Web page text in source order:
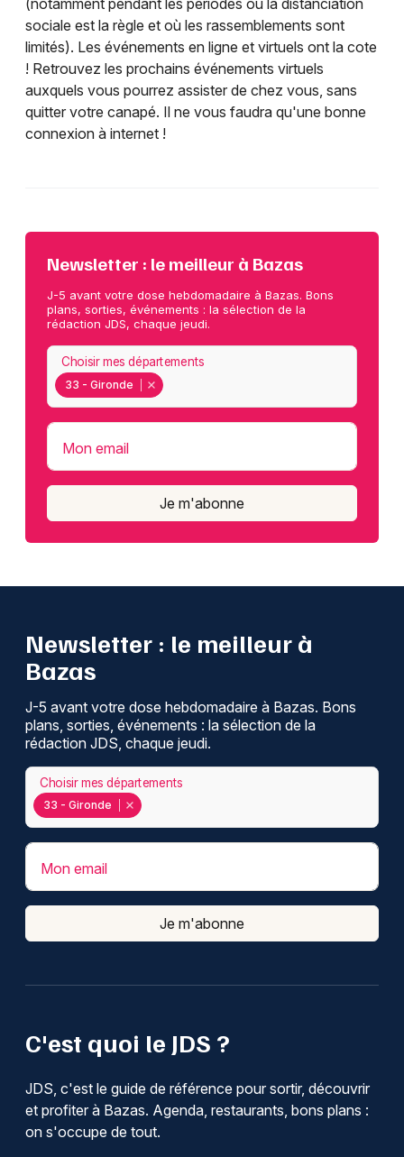
(notamment pendant les périodes où la distanciation
sociale est la règle et où les rassemblements sont
limités). Les événements en ligne et virtuels ont la cote
! Retrouvez les prochains événements virtuels
auxquels vous pourrez assister de chez vous, sans
quitter votre canapé. Il ne vous faudra qu'une bonne
connexion à internet !
Newsletter : le meilleur à Bazas
J-5 avant votre dose hebdomadaire à Bazas. Bons
plans, sorties, événements : la sélection de la
rédaction JDS, chaque jeudi.
33 - Gironde
Choisir mes départements
Mon email
Je m'abonne
C'est quoi le JDS ?
JDS, c'est le guide de référence pour sortir, découvrir
et profiter à Bazas. Agenda, restaurants, bons plans :
on s'occupe de tout.
Newsletter : le meilleur à
Bazas
J-5 avant votre dose hebdomadaire à Bazas. Bons
plans, sorties, événements : la sélection de la
rédaction JDS, chaque jeudi.
33 - Gironde
Choisir mes départements
Mon email
Je m'abonne